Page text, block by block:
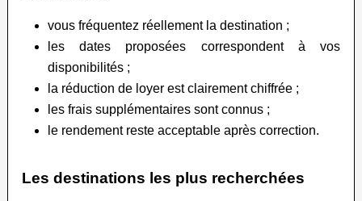
vous fréquentez réellement la destination ;
les dates proposées correspondent à vos
disponibilités ;
la réduction de loyer est clairement chiffrée ;
les frais supplémentaires sont connus ;
le rendement reste acceptable après correction.
Les destinations les plus recherchées